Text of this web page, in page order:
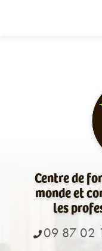
Centre de
monde et
les
09 87 02